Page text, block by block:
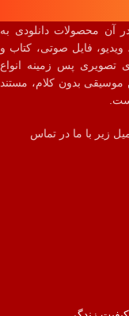
محصولات دانلودی به
فایل صوتی، کتاب و
تصویری پس زمینه انواع
بدون کلام، مستند
زیر با ما در تماس